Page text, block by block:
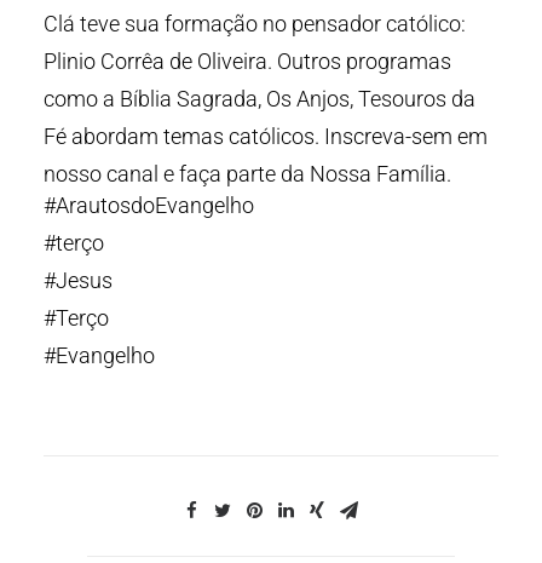
Clá teve sua formação no pensador católico:
Plinio Corrêa de Oliveira. Outros programas
como a Bíblia Sagrada, Os Anjos, Tesouros da
Fé abordam temas católicos. Inscreva-sem em
nosso canal e faça parte da Nossa Família.
#ArautosdoEvangelho
#terço
#Jesus
#Terço
#Evangelho